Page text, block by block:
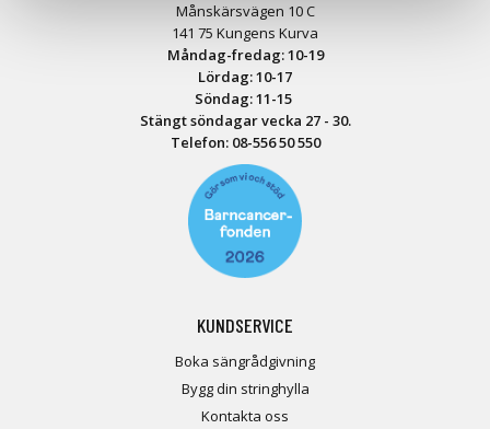
Månskärsvägen 10 C
141 75 Kungens Kurva
Måndag-fredag: 10-19
Lördag: 10-17
Söndag: 11-15
Stängt söndagar vecka 27 - 30.
Telefon: 08-556 50 550
KUNDSERVICE
Boka sängrådgivning
Bygg din stringhylla
Kontakta oss